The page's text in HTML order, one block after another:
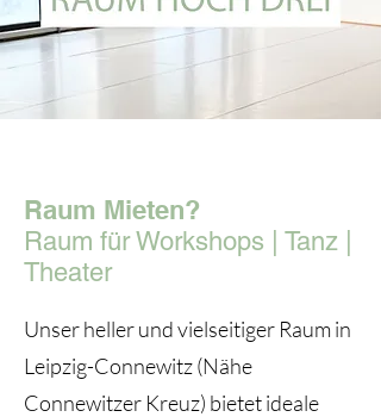
Raum Mieten?
Raum für Workshops | Tanz |
Theater
Unser heller und vielseitiger Raum in
Leipzig-Connewitz (Nähe
Connewitzer Kreuz) bietet ideale